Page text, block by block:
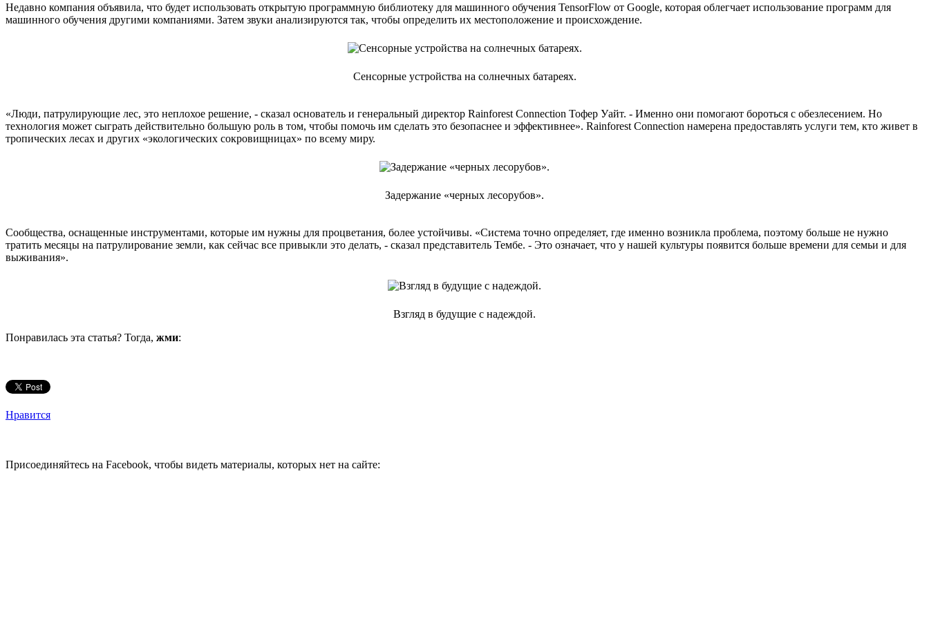
Недавно компания объявила, что будет использовать открытую программную библиотеку для машинного обучения TensorFlow от Google, которая облегчает использование программ для
машинного обучения другими компаниями. Затем звуки анализируются так, чтобы определить их местоположение и происхождение.
Сенсорные устройства на солнечных батареях.
«Люди, патрулирующие лес, это неплохое решение, - сказал основатель и генеральный директор Rainforest Connection Тофер Уайт. - Именно они помогают бороться с обезлесением. Но
технология может сыграть действительно большую роль в том, чтобы помочь им сделать это безопаснее и эффективнее». Rainforest Connection намерена предоставлять услуги тем, кто живет в
тропических лесах и других «экологических сокровищницах» по всему миру.
Задержание «черных лесорубов».
Сообщества, оснащенные инструментами, которые им нужны для процветания, более устойчивы. «Система точно определяет, где именно возникла проблема, поэтому больше не нужно
тратить месяцы на патрулирование земли, как сейчас все привыкли это делать, - сказал представитель Тембе. - Это означает, что у нашей культуры появится больше времени для семьи и для
выживания».
Взгляд в будущие с надеждой.
Понравилась эта статья? Тогда, жми:
Нравится
Присоединяйтесь на Facebook, чтобы видеть материалы, которых нет на сайте: